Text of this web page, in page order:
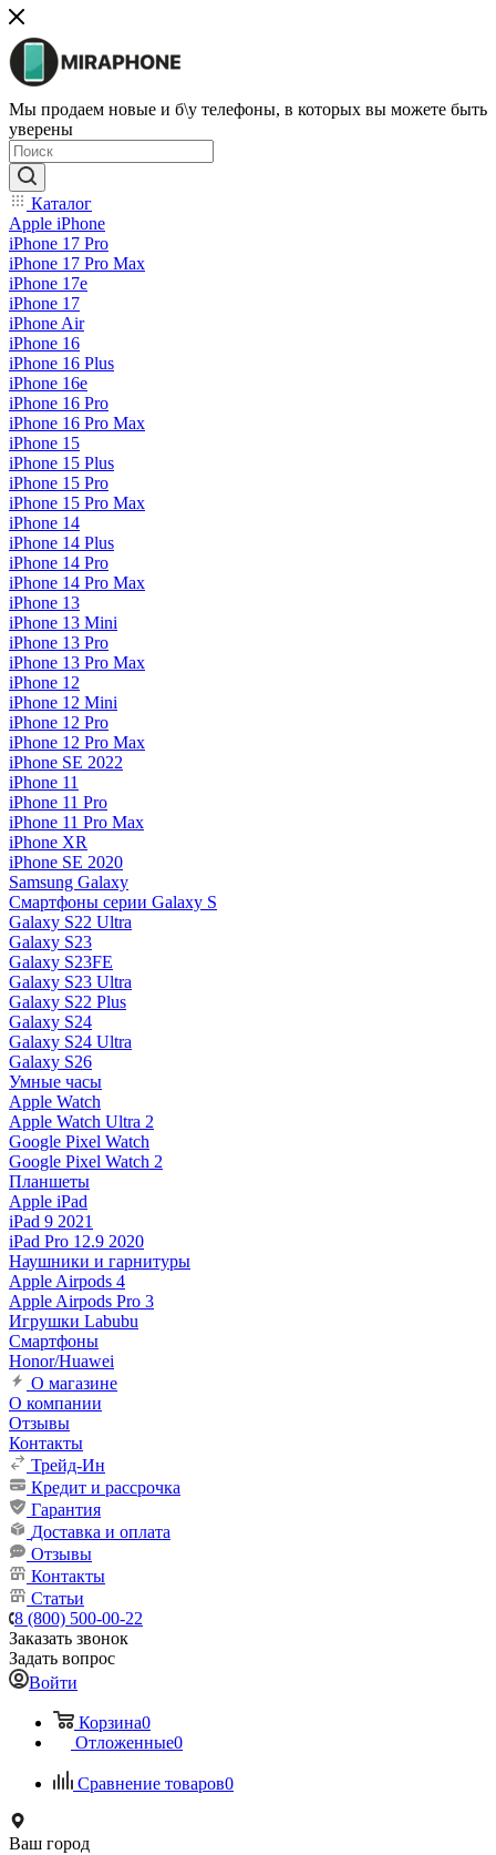
Мы продаем новые и б\у телефоны, в которых вы можете быть
уверены
Каталог
Apple iPhone
iPhone 17 Pro
iPhone 17 Pro Max
iPhone 17e
iPhone 17
iPhone Air
iPhone 16
iPhone 16 Plus
iPhone 16e
iPhone 16 Pro
iPhone 16 Pro Max
iPhone 15
iPhone 15 Plus
iPhone 15 Pro
iPhone 15 Pro Max
iPhone 14
iPhone 14 Plus
iPhone 14 Pro
iPhone 14 Pro Max
iPhone 13
iPhone 13 Mini
iPhone 13 Pro
iPhone 13 Pro Max
iPhone 12
iPhone 12 Mini
iPhone 12 Pro
iPhone 12 Pro Max
iPhone SE 2022
iPhone 11
iPhone 11 Pro
iPhone 11 Pro Max
iPhone XR
iPhone SE 2020
Samsung Galaxy
Смартфоны серии Galaxy S
Galaxy S22 Ultra
Galaxy S23
Galaxy S23FE
Galaxy S23 Ultra
Galaxy S22 Plus
Galaxy S24
Galaxy S24 Ultra
Galaxy S26
Умные часы
Apple Watch
Apple Watch Ultra 2
Google Pixel Watch
Google Pixel Watch 2
Планшеты
Apple iPad
iPad 9 2021
iPad Pro 12.9 2020
Наушники и гарнитуры
Apple Airpods 4
Apple Airpods Pro 3
Игрушки Labubu
Смартфоны
Honor/Huawei
О магазине
О компании
Отзывы
Контакты
Трейд-Ин
Кредит и рассрочка
Гарантия
Доставка и оплата
Отзывы
Контакты
Статьи
8 (800) 500-00-22
Заказать звонок
Задать вопрос
Войти
Корзина0
Отложенные0
Сравнение товаров0
Ваш город